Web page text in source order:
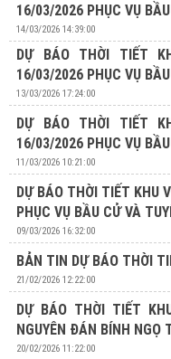
16/03/2026 PHỤC VỤ
14/03/2026 14:39:00
DỰ BÁO THỜI TIẾT
16/03/2026 PHỤC VỤ
13/03/2026 17:24:00
DỰ BÁO THỜI TIẾT
16/03/2026 PHỤC VỤ
11/03/2026 10:21:00
DỰ BÁO THỜI TIẾT KHU
PHỤC VỤ BẦU CỬ VÀ
09/03/2026 16:32:00
BẢN TIN DỰ BÁO THỜI
21/02/2026 12:22:00
DỰ BÁO THỜI TIẾT
NGUYÊN ĐÁN BÍNH
20/02/2026 11:22:00